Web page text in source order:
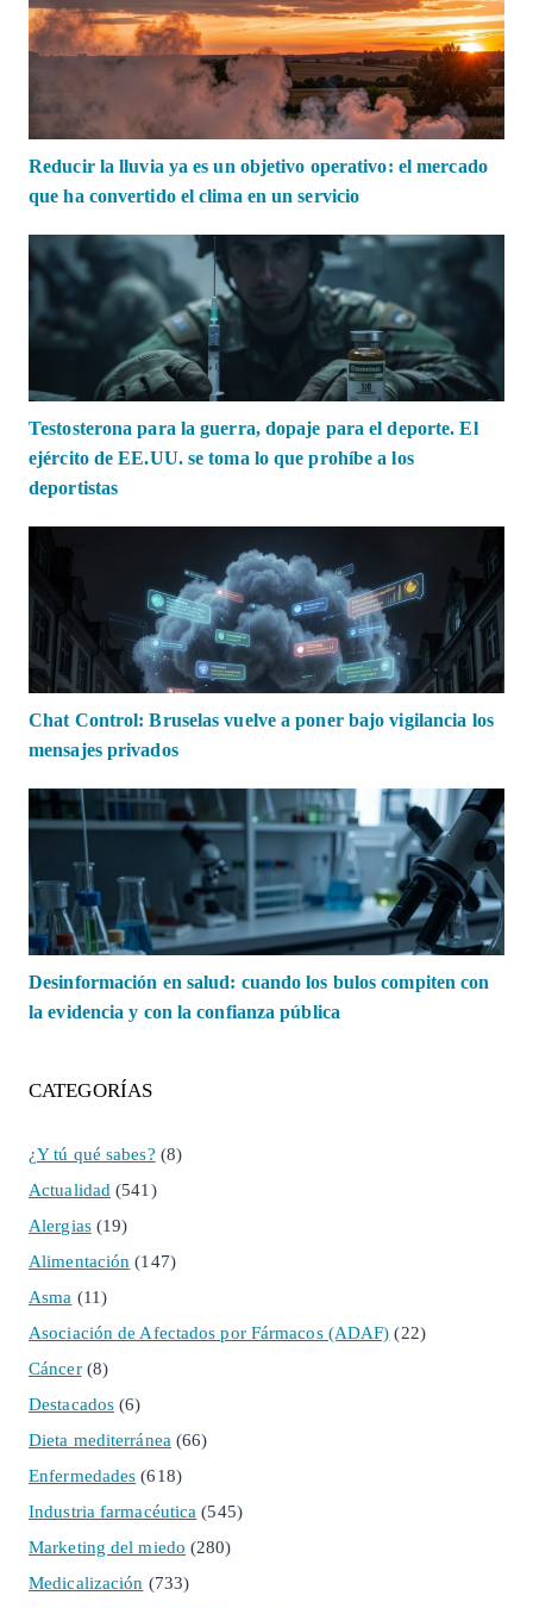
Reducir la lluvia ya es un objetivo operativo: el mercado
que ha convertido el clima en un servicio
Testosterona para la guerra, dopaje para el deporte. El
ejército de EE.UU. se toma lo que prohíbe a los
deportistas
Chat Control: Bruselas vuelve a poner bajo vigilancia los
mensajes privados
Desinformación en salud: cuando los bulos compiten con
la evidencia y con la confianza pública
CATEGORÍAS
¿Y tú qué sabes? (8)
Actualidad (541)
Alergias(19)
Alimentación (147)
Asma (11)
Asociación de Afectados por Fármacos (ADAF) (22)
Cáncer(8)
Destacados (6)
Dieta mediterránea(66)
Enfermedades (618)
Industria farmacéutica (545)
Marketing del miedo (280)
Medicalización (733)